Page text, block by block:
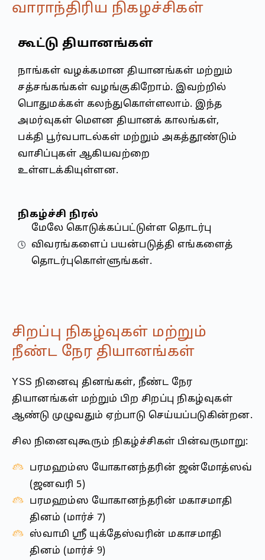
வாராந்திரிய நிகழச்சிகள்
கூட்டு தியானங்கள்
நாங்கள் வழக்கமான தியானங்கள் மற்றும்
சத்சங்கங்கள் வழங்குகிறோம். இவற்றில்
பொதுமக்கள் கலந்துகொள்ளலாம். இந்த
அமர்வுகள் மௌன தியானக் காலங்கள்,
பக்தி பூர்வபாடல்கள் மற்றும் அகத்தூண்டும்
வாசிப்புகள் ஆகியவற்றை
உள்ளடக்கியுள்ளன.
நிகழ்ச்சி நிரல்
மேலே கொடுக்கப்பட்டுள்ள தொடர்பு
விவரங்களைப் பயன்படுத்தி எங்களைத்
தொடர்புகொள்ளுங்கள்.
சிறப்பு நிகழ்வுகள் மற்றும்
நீண்ட நேர தியானங்கள்
YSS நினைவு தினங்கள், நீண்ட நேர
தியானங்கள் மற்றும் பிற சிறப்பு நிகழ்வுகள்
ஆண்டு முழுவதும் ஏற்பாடு செய்யப்படுகின்றன.
சில நினைவுகூரும் நிகழ்ச்சிகள் பின்வருமாறு:
பரமஹம்ஸ யோகானந்தரின் ஜன்மோத்ஸவ்
(ஜனவரி 5)
பரமஹம்ஸ யோகானந்தரின் மகாசமாதி
தினம் (மார்ச் 7)
ஸ்வாமி ஸ்ரீ யுக்தேஸ்வரின் மகாசமாதி
தினம் (மார்ச் 9)